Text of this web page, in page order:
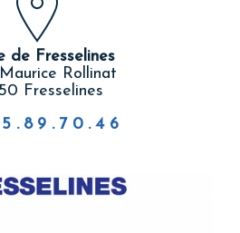
de Fresselines
Rollinat
Fresselines